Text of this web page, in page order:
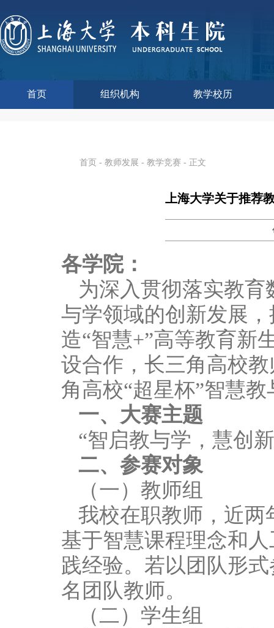
首页 组织机构 教学校历
首页 - 教师发展 - 教学竞赛 - 正文
上海大学关于推荐
各学院：
为深入贯彻落实教
与学领域的创新发展
造“智慧+”高等教育新
设合作，长三角高校
角高校“超星杯”智慧
一、大赛主题
“智启教与学，慧创
二、参赛对象
（一）教师组
我校在职教师，近
基于智慧课程理念和
践经验。若以团队形
名团队教师。
（二）学生组